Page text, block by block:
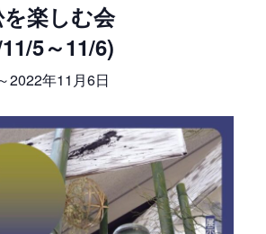
楽しむ会
5～11/6)
2022年11月6日